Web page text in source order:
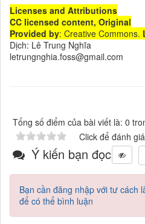
Licenses and Attributions
CC licensed content, Original
Provided by: Creative Commons.
Dịch: Lê Trung Nghĩa
letrungnghia.foss@gmail.com
Tổng số điểm của bài viết là: 0
Click để đánh
Ý kiến bạn đọc
Bạn cần đăng nhập với tư cách
để có thể bình luận